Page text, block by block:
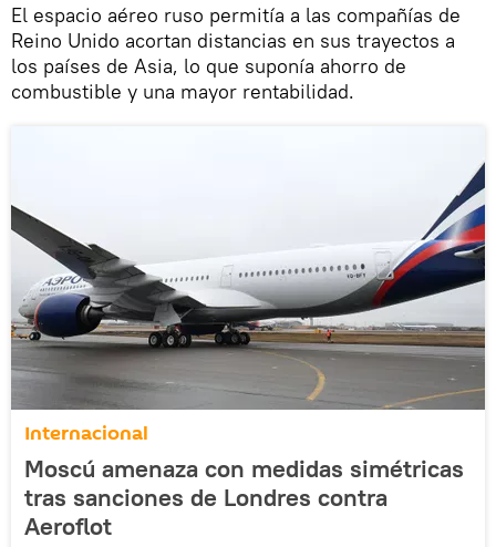
El espacio aéreo ruso permitía a las compañías de
Reino Unido acortan distancias en sus trayectos a
los países de Asia, lo que suponía ahorro de
combustible y una mayor rentabilidad.
Internacional
Moscú amenaza con medidas simétricas
tras sanciones de Londres contra
Aeroflot